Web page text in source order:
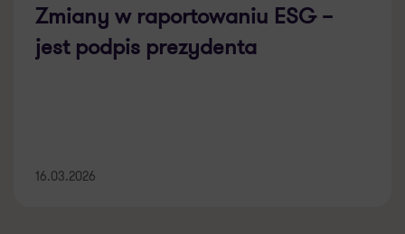
Zmiany w raportowaniu ESG –
jest podpis prezydenta
16.03.2026